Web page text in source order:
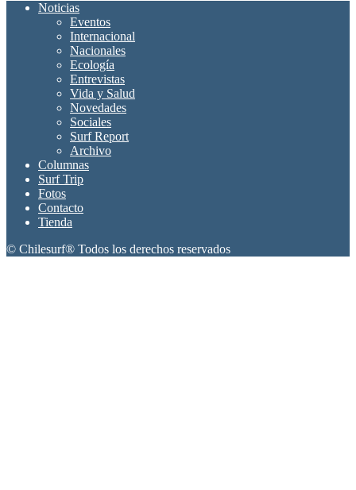
Noticias
Eventos
Internacional
Nacionales
Ecología
Entrevistas
Vida y Salud
Novedades
Sociales
Surf Report
Archivo
Columnas
Surf Trip
Fotos
Contacto
Tienda
© Chilesurf® Todos los derechos reservados